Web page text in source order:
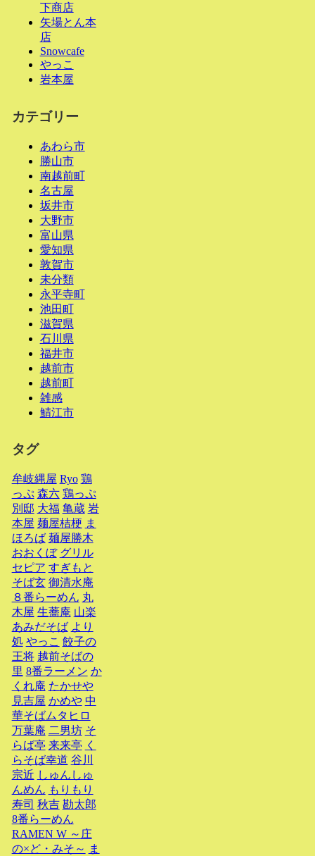
下商店
矢場とん本
店
Snowcafe
やっこ
岩本屋
カテゴリー
あわら市
勝山市
南越前町
名古屋
坂井市
大野市
富山県
愛知県
敦賀市
未分類
永平寺町
池田町
滋賀県
石川県
福井市
越前市
越前町
雑感
鯖江市
タグ
牟岐縄屋 Ryo 鶏
っぷ 森六 鶏っぷ
別邸 大福 亀蔵 岩
本屋 麺屋桔梗 ま
ほろば 麺屋勝木
おおくぼ グリル
セピア すぎもと
そば玄 御清水庵
８番らーめん 丸
木屋 生蕎庵 山楽
あみだそば より
処 やっこ 餃子の
王将 越前そばの
里 8番ラーメン か
くれ庵 たかせや
見吉屋 かめや 中
華そばムタヒロ
万葉庵 二男坊 そ
らば亭 来来亭 く
らそば幸道 谷川
宗近 しゅんしゅ
んめん もりもり
寿司 秋吉 勘太郎
8番らーめん
RAMEN W ～庄
の×ど・みそ～ ま